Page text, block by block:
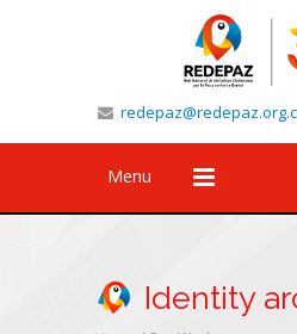
Menu
Identity